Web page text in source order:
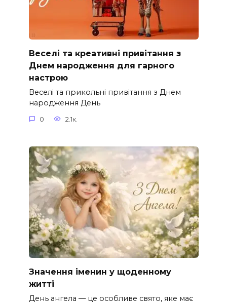
Веселі та креативні привітання з
Днем народження для гарного
настрою
Веселі та прикольні привітання з Днем
народження День
0 2.1к.
Значення іменин у щоденному
житті
День ангела — це особливе свято, яке має